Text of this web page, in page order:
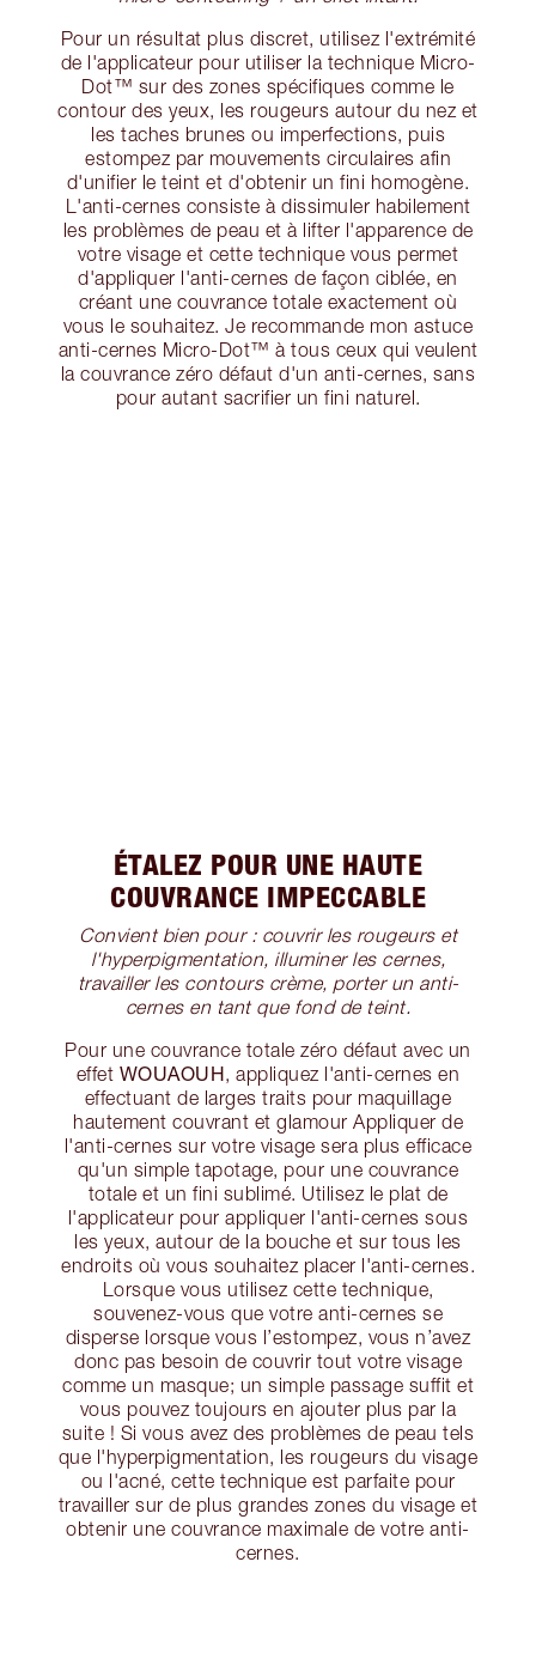
Pour un résultat plus discret, utilisez l'extrémité
de l'applicateur pour utiliser la technique Micro-
Dot™ sur des zones spécifiques comme le
contour des yeux, les rougeurs autour du nez et
les taches brunes ou imperfections, puis
estompez par mouvements circulaires afin
d'unifier le teint et d'obtenir un fini homogène.
L'anti-cernes consiste à dissimuler habilement
les problèmes de peau et à lifter l'apparence de
votre visage et cette technique vous permet
d'appliquer l'anti-cernes de façon ciblée, en
créant une couvrance totale exactement où
vous le souhaitez. Je recommande mon astuce
anti-cernes Micro-Dot™ à tous ceux qui veulent
la couvrance zéro défaut d'un anti-cernes, sans
pour autant sacrifier un fini naturel.
ÉTALEZ POUR UNE HAUTE
COUVRANCE IMPECCABLE
Convient bien pour : couvrir les rougeurs et
l'hyperpigmentation, illuminer les cernes,
travailler les contours crème, porter un anti-
cernes en tant que fond de teint.
Pour une couvrance totale zéro défaut avec un
effet WOUAOUH, appliquez l'anti-cernes en
effectuant de larges traits pour maquillage
hautement couvrant et glamour Appliquer de
l'anti-cernes sur votre visage sera plus efficace
qu'un simple tapotage, pour une couvrance
totale et un fini sublimé. Utilisez le plat de
l'applicateur pour appliquer l'anti-cernes sous
les yeux, autour de la bouche et sur tous les
endroits où vous souhaitez placer l'anti-cernes.
Lorsque vous utilisez cette technique,
souvenez-vous que votre anti-cernes se
disperse lorsque vous l’estompez, vous n’avez
donc pas besoin de couvrir tout votre visage
comme un masque; un simple passage suffit et
vous pouvez toujours en ajouter plus par la
suite ! Si vous avez des problèmes de peau tels
que l'hyperpigmentation, les rougeurs du visage
ou l'acné, cette technique est parfaite pour
travailler sur de plus grandes zones du visage et
obtenir une couvrance maximale de votre anti-
cernes.